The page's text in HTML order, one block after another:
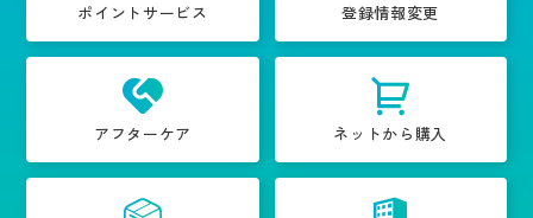
ポイントサービス 登録情報変更
アフターケア ネットから購入